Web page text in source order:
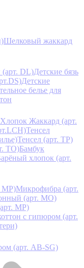
Шелковый жаккард
(арт. DL)Детские бязь
Детские
белье для
Жаккард (арт.
Тенсел
Тенсел (арт. ТР)
TO)Бамбук
хлопок (арт.
MP)Микрофибра (арт.
(арт. MO)
MР)
с гипюром (арт.
(арт. AB-SG)